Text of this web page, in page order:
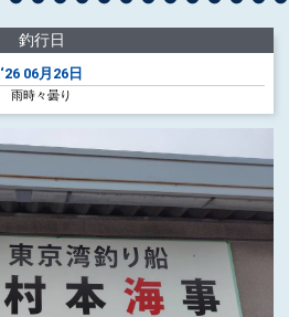
釣行日
‘26 06月26日
雨時々曇り